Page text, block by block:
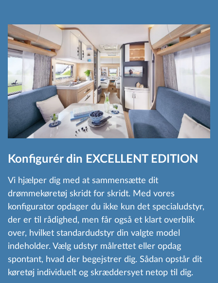
Konfigurér din EXCELLENT EDITION
Vi hjælper dig med at sammensætte dit
drømmekøretøj skridt for skridt. Med vores
konfigurator opdager du ikke kun det specialudstyr,
der er til rådighed, men får også et klart overblik
over, hvilket standardudstyr din valgte model
indeholder. Vælg udstyr målrettet eller opdag
spontant, hvad der begejstrer dig. Sådan opstår dit
køretøj individuelt og skræddersyet netop til dig.